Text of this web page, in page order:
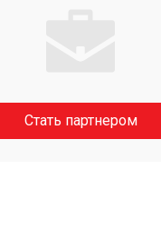
Стать партнером